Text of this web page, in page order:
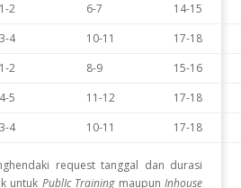
1-2 6-7
14-15
3-4 10-11
17-18
1-2 8-9
15-16
4-5 11-12
17-18
3-4 10-11 17-18
request tanggal dan durasi
untuk PublIc TrainingmaupunInhouse